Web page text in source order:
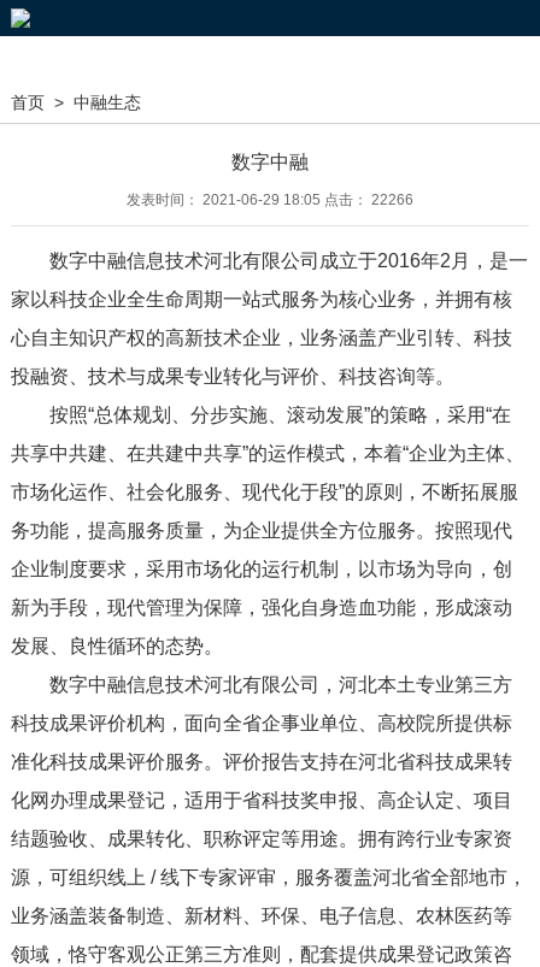
首页 > 中融生态
数字中融
发表时间： 2021-06-29 18:05 点击： 22266
数字中融信息技术河北有限公司成立于2016年2月，是一
家以科技企业全生命周期一站式服务为核心业务，并拥有核
心自主知识产权的高新技术企业，业务涵盖产业引转、科技
投融资、技术与成果专业转化与评价、科技咨询等。
按照“总体规划、分步实施、滚动发展”的策略，采用“在
共享中共建、在共建中共享”的运作模式，本着“企业为主体、
市场化运作、社会化服务、现代化于段”的原则，不断拓展服
务功能，提高服务质量，为企业提供全方位服务。按照现代
企业制度要求，采用市场化的运行机制，以市场为导向，创
新为手段，现代管理为保障，强化自身造血功能，形成滚动
发展、良性循环的态势。
数字中融信息技术河北有限公司，河北本土专业第三方
科技成果评价机构，面向全省企事业单位、高校院所提供标
准化科技成果评价服务。评价报告支持在河北省科技成果转
化网办理成果登记，适用于省科技奖申报、高企认定、项目
结题验收、成果转化、职称评定等用途。拥有跨行业专家资
源，可组织线上 / 线下专家评审，服务覆盖河北省全部地市，
业务涵盖装备制造、新材料、环保、电子信息、农林医药等
领域，恪守客观公正第三方准则，配套提供成果登记政策咨